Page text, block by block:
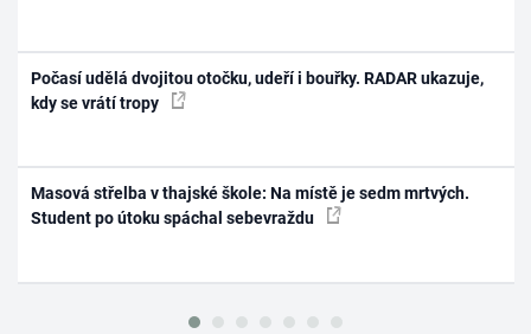
Počasí udělá dvojitou otočku, udeří i bouřky. RADAR ukazuje,
kdy se vrátí tropy
Masová střelba v thajské škole: Na místě je sedm mrtvých.
Student po útoku spáchal sebevraždu